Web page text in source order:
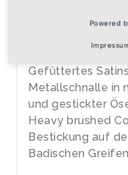
6 gestickte
8 Ziernähte am
Gefüttertes
Metallschnalle in
und gestickter
Heavy brushed
Bestickung auf
Badischen
Powered